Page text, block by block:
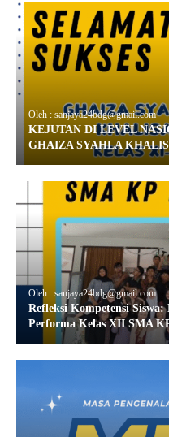
Oleh : sanjaya24bdg@gmail.com
KEJUTAN DI LEVEL
GHAIZA SYAHLA
Oleh : sanjaya24bdg@gmail.com
Refleksi Kompetensi Siswa:
Performa Kelas XII SMA